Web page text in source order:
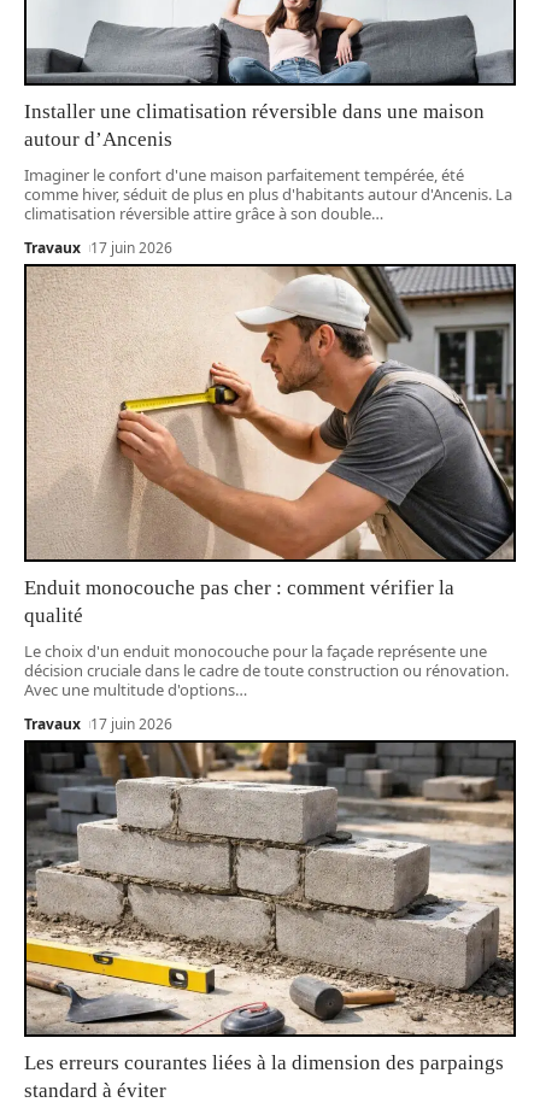
Installer une climatisation réversible dans une maison
autour d’Ancenis
Imaginer le confort d'une maison parfaitement tempérée, été
comme hiver, séduit de plus en plus d'habitants autour d'Ancenis. La
climatisation réversible attire grâce à son double…
Travaux 17 juin 2026
Enduit monocouche pas cher : comment vérifier la
qualité
Le choix d'un enduit monocouche pour la façade représente une
décision cruciale dans le cadre de toute construction ou rénovation.
Avec une multitude d'options…
Travaux 17 juin 2026
Les erreurs courantes liées à la dimension des parpaings
standard à éviter